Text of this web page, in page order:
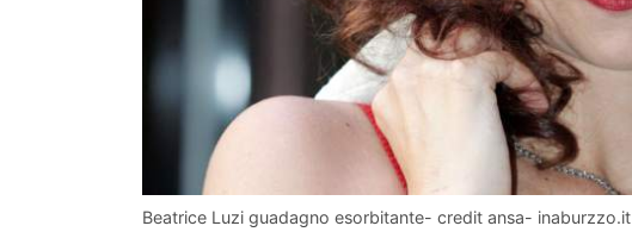
Beatrice Luzi guadagno esorbitante- credit ansa- inaburzzo.it